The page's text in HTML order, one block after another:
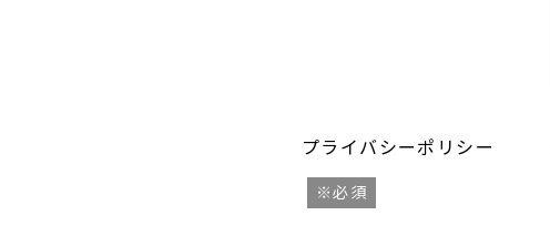
プライバシーポリシー
※必須